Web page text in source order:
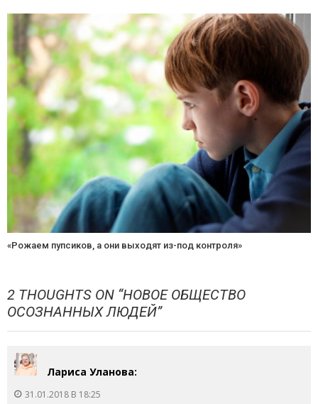
«Рожаем пупсиков, а они выходят из-под контроля»
2 THOUGHTS ON “НОВОЕ ОБЩЕСТВО
ОСОЗНАННЫХ ЛЮДЕЙ”
Лариса Уланова:
31.01.2018 В 18:25